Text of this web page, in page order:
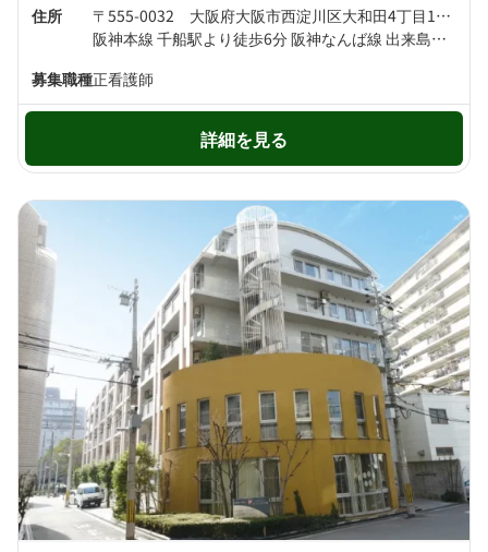
住所
〒555-0032 大阪府大阪市西淀川区大和田4丁目11番6号
阪神本線 千船駅より徒歩6分 阪神なんば線 出来島駅より徒歩10分
募集職種正看護師
詳細を見る